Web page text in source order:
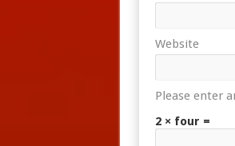
Website
Please enter
2 × four =